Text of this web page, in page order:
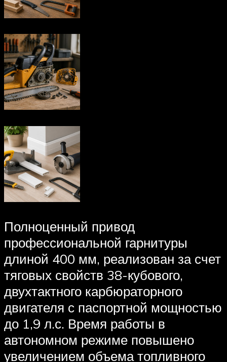
Полноценный привод
профессиональной гарнитуры
длиной 400 мм, реализован за счет
тяговых свойств 38-кубового,
двухтактного карбюраторного
двигателя с паспортной мощностью
до 1,9 л.с. Время работы в
автономном режиме повышено
увеличением объема топливного